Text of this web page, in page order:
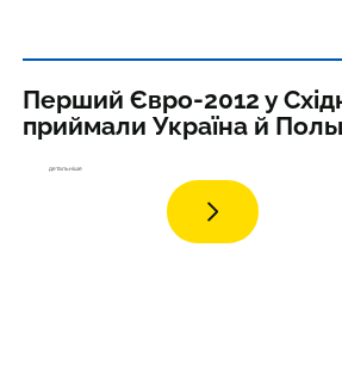
Перший Євро-2012 у
приймали Україна й
детальніше